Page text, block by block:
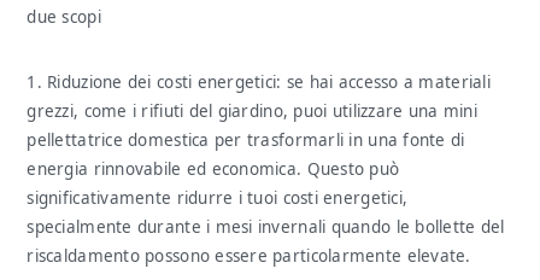
due scopi
1. Riduzione dei costi energetici: se hai accesso a materiali
grezzi, come i rifiuti del giardino, puoi utilizzare una mini
pellettatrice domestica per trasformarli in una fonte di
energia rinnovabile ed economica. Questo può
significativamente ridurre i tuoi costi energetici,
specialmente durante i mesi invernali quando le bollette del
riscaldamento possono essere particolarmente elevate.